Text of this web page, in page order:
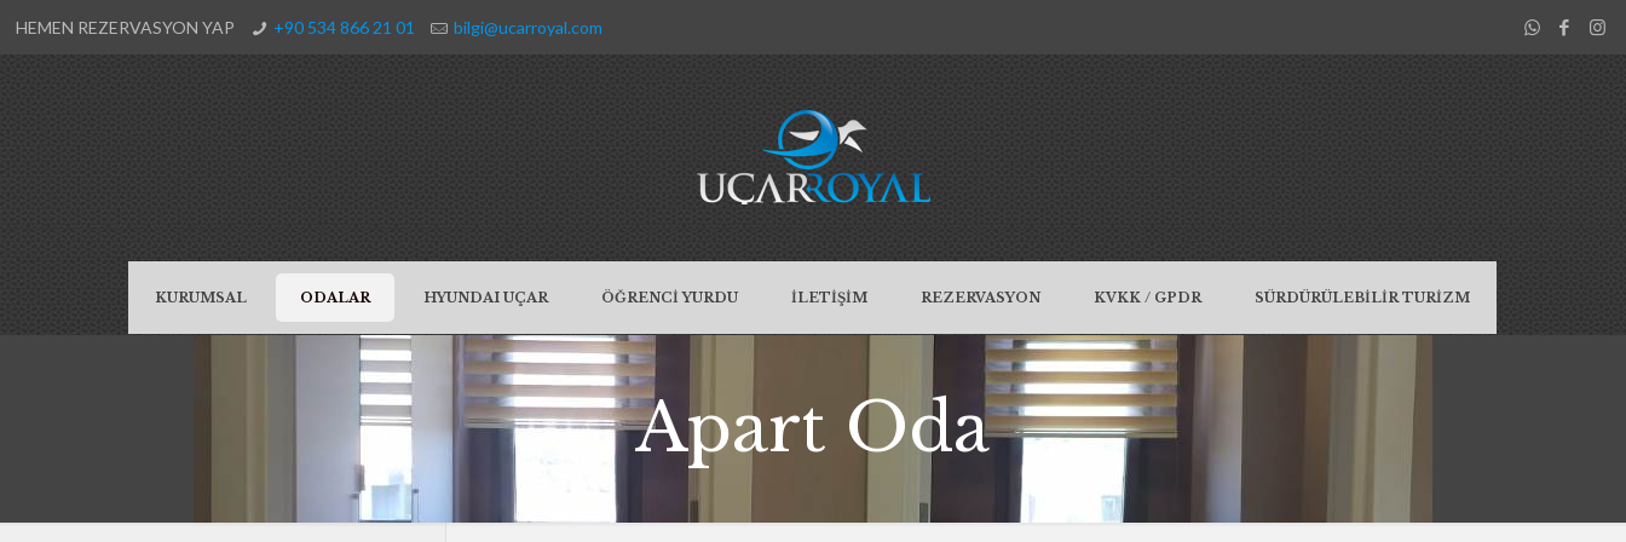
HEMEN REZERVASYON YAP +90 534 866 21 01 bilgi@ucarroyal.com
KURUMSAL ODALAR HYUNDAI UÇAR ÖĞRENCİ YURDU İLETİŞİM REZERVASYON KVKK / GPDR SÜRDÜRÜLEBİLİR TURİZM
Apart Oda